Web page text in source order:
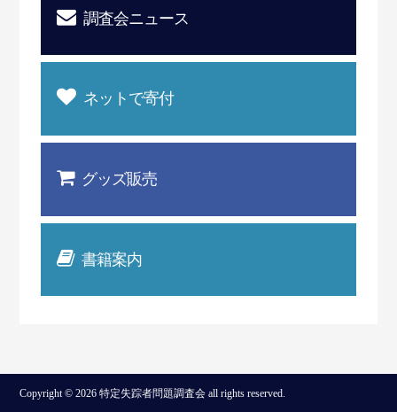
調査会ニュース
ネットで寄付
グッズ販売
書籍案内
Copyright © 2026 特定失踪者問題調査会 all rights reserved.